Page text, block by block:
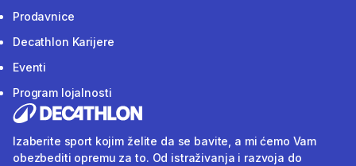
Prodavnice
Decathlon Karijere
Eventi
Program lojalnosti
Izaberite sport kojim želite da se bavite, a mi ćemo Vam
obezbediti opremu za to. Od istraživanja i razvoja do